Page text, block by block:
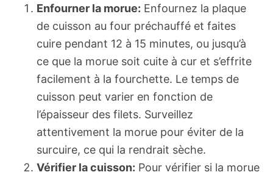
Enfourner la morue: Enfournez la plaque
de cuisson au four préchauffé et faites
cuire pendant 12 à 15 minutes, ou jusqu’à
ce que la morue soit cuite à cur et s’effrite
facilement à la fourchette. Le temps de
cuisson peut varier en fonction de
l’épaisseur des filets. Surveillez
attentivement la morue pour éviter de la
surcuire, ce qui la rendrait sèche.
Vérifier la cuisson: Pour vérifier si la morue